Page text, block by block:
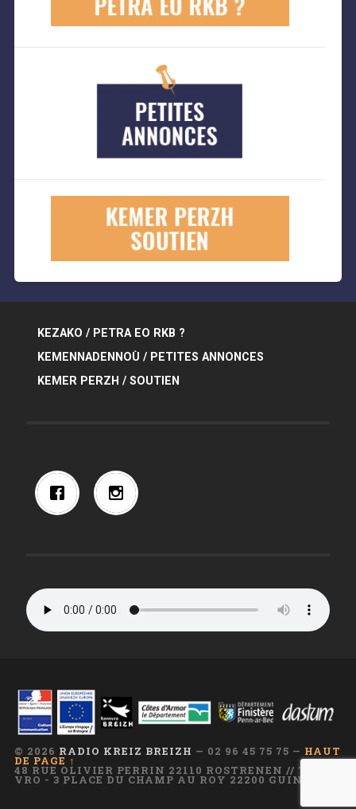
KEZAKO / PETRA EO RKB ?
KEMENNADENNOÙ / PETITES ANNONCES
KEMER PERZH / SOUTIEN
© 2026 RADIO KREIZ BREIZH — 02 96 45 75 75 — HAUT
DE PAGE ↑
48 RUE OLIVIER PERRIN 22110 ROSTRENEN // TI AR
VRO - 3 PLACE DU CHAMP AU ROY 22200 GUINGAMP